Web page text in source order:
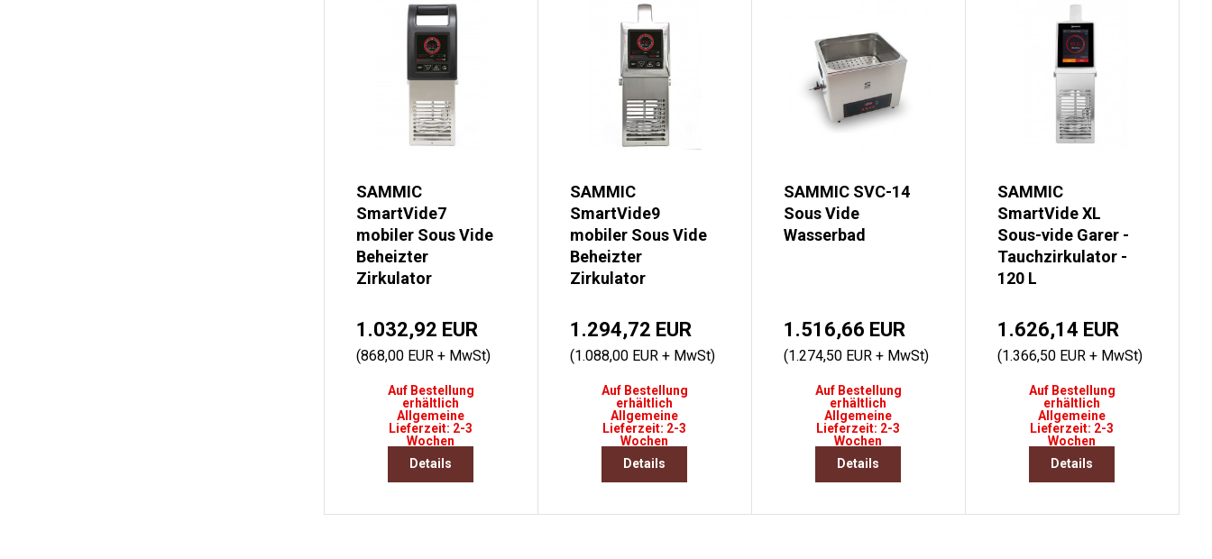
SAMMIC
SmartVide7
mobiler Sous Vide
Beheizter
Zirkulator
1.032,92 EUR
(868,00 EUR + MwSt)
Auf Bestellung
erhältlich
Allgemeine
Lieferzeit: 2-3
Wochen
Details
SAMMIC
SmartVide9
mobiler Sous Vide
Beheizter
Zirkulator
1.294,72 EUR
(1.088,00 EUR + MwSt)
Auf Bestellung
erhältlich
Allgemeine
Lieferzeit: 2-3
Wochen
Details
SAMMIC SVC-14
Sous Vide
Wasserbad
1.516,66 EUR
(1.274,50 EUR + MwSt)
Auf Bestellung
erhältlich
Allgemeine
Lieferzeit: 2-3
Wochen
Details
SAMMIC
SmartVide XL
Sous-vide Garer -
Tauchzirkulator -
120 L
1.626,14 EUR
(1.366,50 EUR + MwSt)
Auf Bestellung
erhältlich
Allgemeine
Lieferzeit: 2-3
Wochen
Details